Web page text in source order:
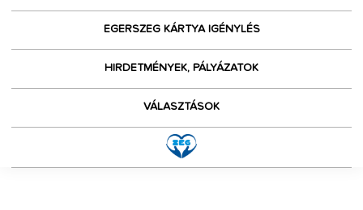
EGERSZEG KÁRTYA IGÉNYLÉS
HIRDETMÉNYEK, PÁLYÁZATOK
VÁLASZTÁSOK